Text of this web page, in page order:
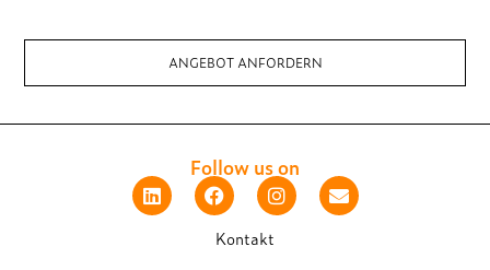
ANGEBOT ANFORDERN
Follow us on
Kontakt